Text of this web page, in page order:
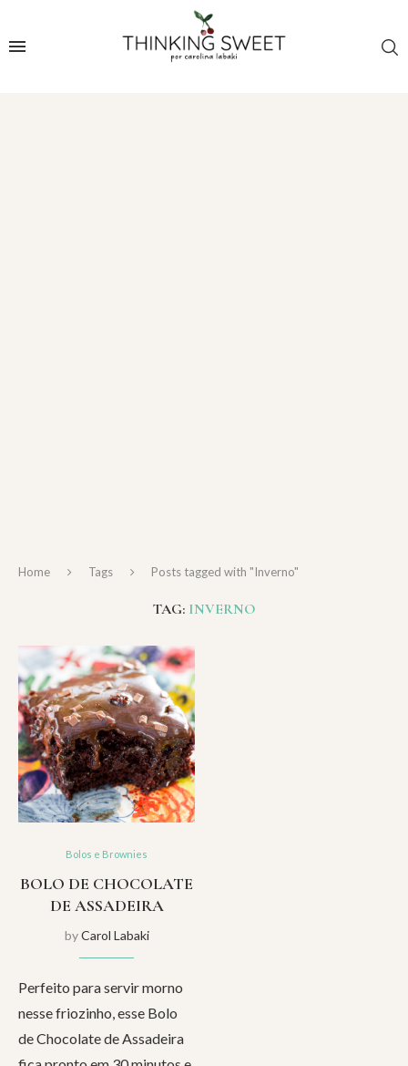
Home Tags Posts tagged with "Inverno"
TAG: INVERNO
Bolos e Brownies
BOLO DE CHOCOLATE
DE ASSADEIRA
byCarol Labaki
Perfeito para servir morno
nesse friozinho, esse Bolo
de Chocolate de Assadeira